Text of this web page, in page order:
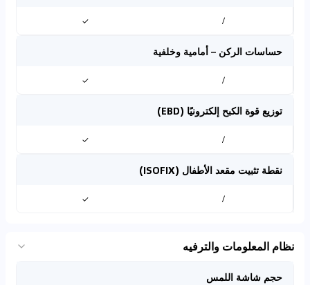
/
✓
حساسات الركن – أمامية وخلفية
/
✓
توزيع قوة الكبح إلكترونيًا (EBD)
/
✓
نقطة تثبيت مقعد الأطفال (ISOFIX)
/
✓
نظام المعلومات والترفيه
حجم شاشة اللمس